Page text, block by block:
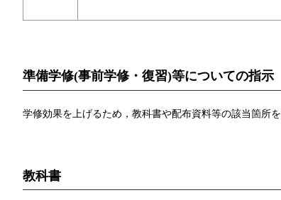
準備学修(事前学修・復習)等についての指示
学修効果を上げるため，教科書や配布資料等の該当箇所
教科書